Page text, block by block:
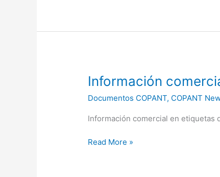
Información
Documentos COPANT, COPANT
Información comercial en etiquetas
Información
en
etiquetas
electrodomésticos
Read More »